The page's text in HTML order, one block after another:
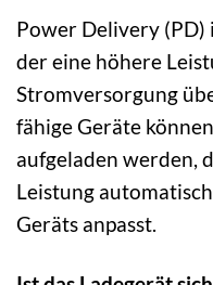
Power Delivery (PD)
der eine höhere
Stromversorgung
fähige Geräte
aufgeladen werden,
Leistung
Geräts anpasst.